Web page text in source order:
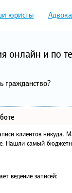
юристы
онлайн и по
гражданство?
клиентов никуда.
Нашли самый
ведение записей: